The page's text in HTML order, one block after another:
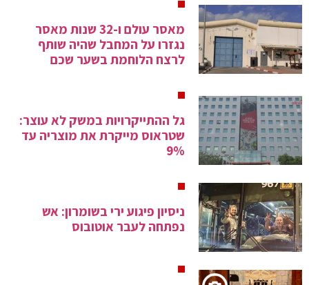
מאסר עולם ו-32 שנות מאסר
נגזרו על המחבל שהיה שותף
לרצח הלוחמת בשער שכם
גל ההתייקרויות במשק לא עוצר:
שטראוס מייקרת את מוצריה עד
9%
ניסיון פיגוע ירי בשומרון: אש
נפתחה לעבר אוטובוס